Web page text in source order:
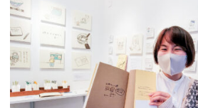
ー
ン